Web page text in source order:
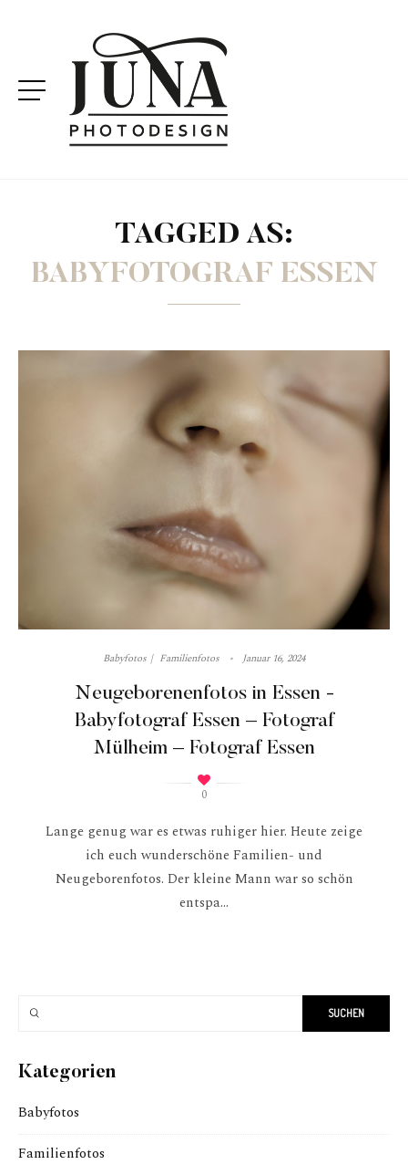
TAGGED AS:
BABYFOTOGRAF ESSEN
Babyfotos Familienfotos Januar 16, 2024
Neugeborenenfotos in Essen -
Babyfotograf Essen – Fotograf
Mülheim – Fotograf Essen
0
Lange genug war es etwas ruhiger hier. Heute zeige
ich euch wunderschöne Familien- und
Neugeborenfotos. Der kleine Mann war so schön
entspa...
Kategorien
Babyfotos
Familienfotos